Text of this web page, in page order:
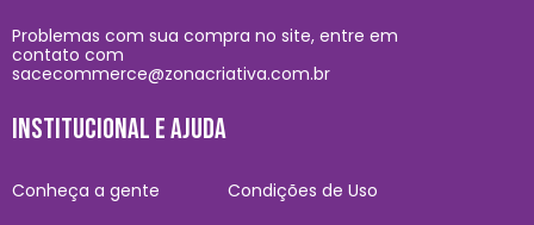
Problemas com sua compra no site, entre em
contato com
sacecommerce@zonacriativa.com.br
INSTITUCIONAL E AJUDA
Conheça a gente Condições de Uso